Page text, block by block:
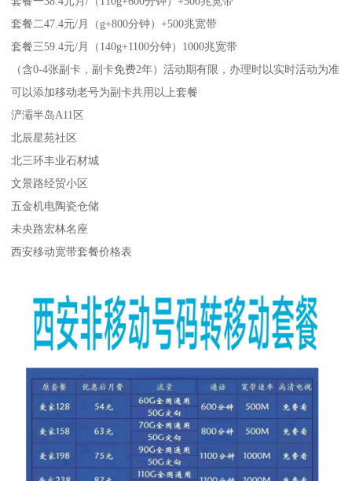
套餐二47.4元/月（g+800分钟）+500兆宽带
套餐三59.4元/月（140g+1100分钟）1000兆宽带
（含0-4张副卡，副卡免费2年）活动期有限，办理时以实时活动为准
可以添加移动老号为副卡共用以上套餐
浐灞半岛A11区
北辰星苑社区
北三环丰业石材城
文景路经贸小区
五金机电陶瓷仓储
未央路宏林名座
西安移动宽带套餐价格表